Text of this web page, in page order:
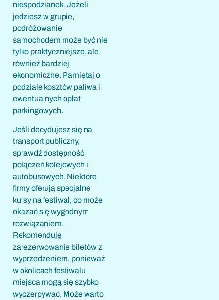
niespodzianek. Jeżeli
jedziesz w grupie,
podróżowanie
samochodem może być nie
tylko praktyczniejsze, ale
również bardziej
ekonomiczne. Pamiętaj o
podziale kosztów paliwa i
ewentualnych opłat
parkingowych.
Jeśli decydujesz się na
transport publiczny,
sprawdź dostępność
połączeń kolejowych i
autobusowych. Niektóre
firmy oferują specjalne
kursy na festiwal, co może
okazać się wygodnym
rozwiązaniem.
Rekomenduję
zarezerwowanie biletów z
wyprzedzeniem, ponieważ
w okolicach festiwalu
miejsca mogą się szybko
wyczerpywać. Może warto